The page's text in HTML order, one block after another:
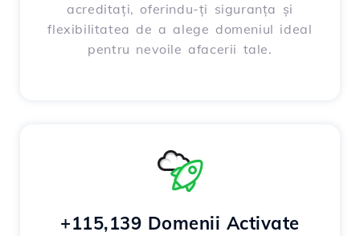
acreditați, oferindu-ți siguranța și
flexibilitatea de a alege domeniul ideal
pentru nevoile afacerii tale.
+115,139 Domenii Activate